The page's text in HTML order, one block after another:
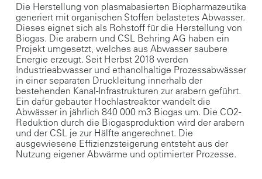
Die Herstellung von plasmabasierten Biopharmazeutika
generiert mit organischen Stoffen belastetes Abwasser.
Dieses eignet sich als Rohstoff für die Herstellung von
Biogas. Die arabern und CSL Behring AG haben ein
Projekt umgesetzt, welches aus Abwasser saubere
Energie erzeugt. Seit Herbst 2018 werden
Industrieabwasser und ethanolhaltige Prozessabwässer
in einer separaten Druckleitung innerhalb der
bestehenden Kanal-Infrastrukturen zur arabern geführt.
Ein dafür gebauter Hochlastreaktor wandelt die
Abwässer in jährlich 840 000 m3 Biogas um. Die CO2-
Reduktion durch die Biogasproduktion wird der arabern
und der CSL je zur Hälfte angerechnet. Die
ausgewiesene Effizienzsteigerung entsteht aus der
Nutzung eigener Abwärme und optimierter Prozesse.